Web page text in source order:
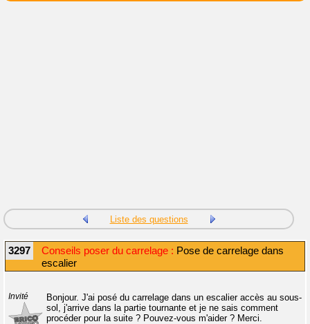
Liste des questions
3297 Conseils poser du carrelage : Pose de carrelage dans
escalier
Invité
Bonjour. J'ai posé du carrelage dans un escalier accès au sous-
sol, j'arrive dans la partie tournante et je ne sais comment
procéder pour la suite ? Pouvez-vous m'aider ? Merci.